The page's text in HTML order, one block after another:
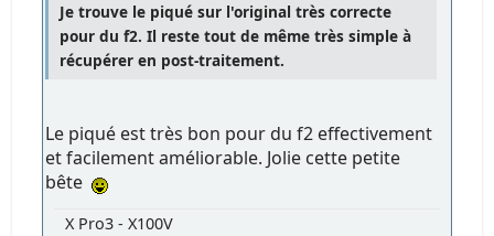
Je trouve le piqué sur l'original très correcte
pour du f2. Il reste tout de même très simple à
récupérer en post-traitement.
Le piqué est très bon pour du f2 effectivement
et facilement améliorable. Jolie cette petite
bête
X Pro3 - X100V